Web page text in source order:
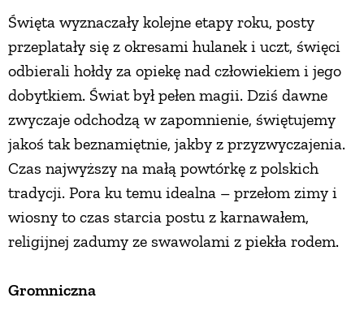
Święta wyznaczały kolejne etapy roku, posty
przeplatały się z okresami hulanek i uczt, święci
odbierali hołdy za opiekę nad człowiekiem i jego
dobytkiem. Świat był pełen magii. Dziś dawne
zwyczaje odchodzą w zapomnienie, świętujemy
jakoś tak beznamiętnie, jakby z przyzwyczajenia.
Czas najwyższy na małą powtórkę z polskich
tradycji. Pora ku temu idealna – przełom zimy i
wiosny to czas starcia postu z karnawałem,
religijnej zadumy ze swawolami z piekła rodem.
Gromniczna
RĘKODZIEŁO
RZEMIOSŁO
ZWYCZAJE
ZRÓB TO SAM
PRZEPISY